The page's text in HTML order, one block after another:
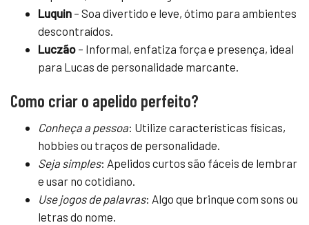
Luquin – Soa divertido e leve, ótimo para ambientes
descontraídos.
Luczão – Informal, enfatiza força e presença, ideal
para Lucas de personalidade marcante.
Como criar o apelido perfeito?
Conheça a pessoa: Utilize características físicas,
hobbies ou traços de personalidade.
Seja simples: Apelidos curtos são fáceis de lembrar
e usar no cotidiano.
Use jogos de palavras: Algo que brinque com sons ou
letras do nome.